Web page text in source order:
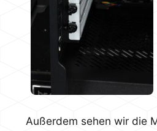
Außerdem sehen wir die